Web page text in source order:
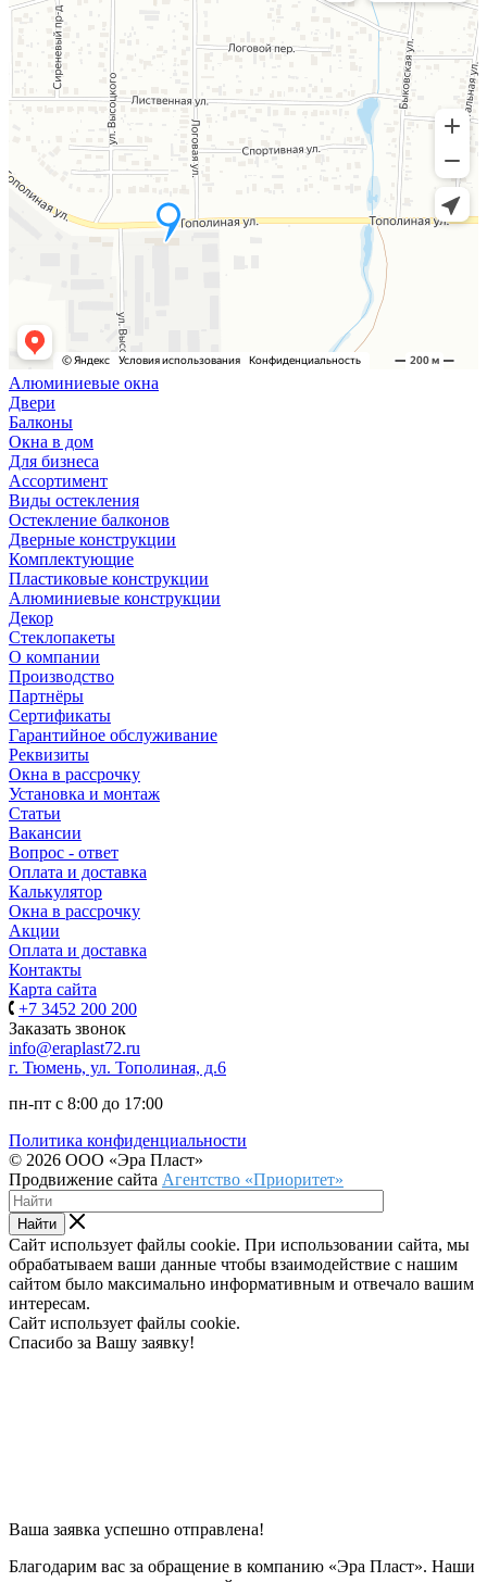
Алюминиевые окна
Двери
Балконы
Окна в дом
Для бизнеса
Ассортимент
Виды остекления
Остекление балконов
Дверные конструкции
Комплектующие
Пластиковые конструкции
Алюминиевые конструкции
Декор
Стеклопакеты
О компании
Производство
Партнёры
Сертификаты
Гарантийное обслуживание
Реквизиты
Окна в рассрочку
Установка и монтаж
Статьи
Вакансии
Вопрос - ответ
Оплата и доставка
Калькулятор
Окна в рассрочку
Акции
Оплата и доставка
Контакты
Карта сайта
+7 3452 200 200
Заказать звонок
info@eraplast72.ru
г. Тюмень, ул. Тополиная, д.6
пн-пт с 8:00 до 17:00
Политика конфиденциальности
© 2026 ООО «Эра Пласт»
Продвижение сайта Агентство «Приоритет»
Найти
Сайт использует файлы cookie. При использовании сайта, мы
обрабатываем ваши данные чтобы взаимодействие с нашим
сайтом было максимально информативным и отвечало вашим
интересам.
Сайт использует файлы cookie.
Спасибо за Вашу заявку!
Ваша заявка успешно отправлена!
Благодарим вас за обращение в компанию «Эра Пласт». Наши